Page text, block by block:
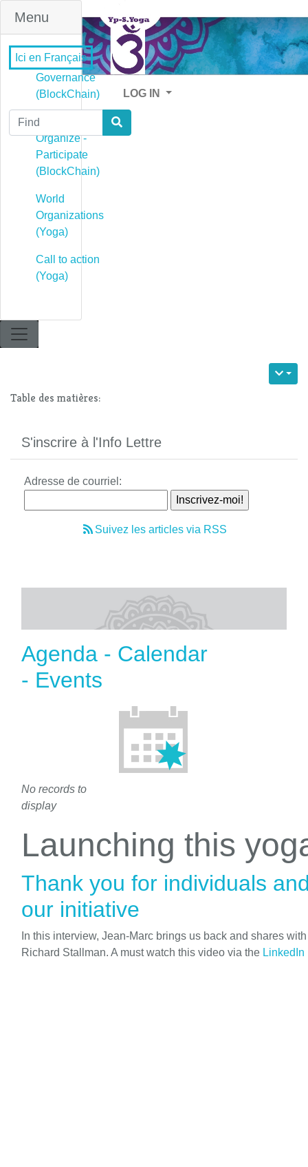
Menu
Governance
(BlockChain)
Governance -
Organize -
Participate
(BlockChain)
World
Organizations
(Yoga)
Call to action
(Yoga)
Ici en Français
LOG IN
Find
Table des matières:
S'inscrire à l'Info Lettre
Adresse de courriel:
Suivez les articles via RSS
Agenda - Calendar
- Events
No records to
display
Launching this
Thank you for individuals
our initiative
In this interview, Jean-Marc brings us back and shares
Richard Stallman. A must watch this video via the LinkedIn